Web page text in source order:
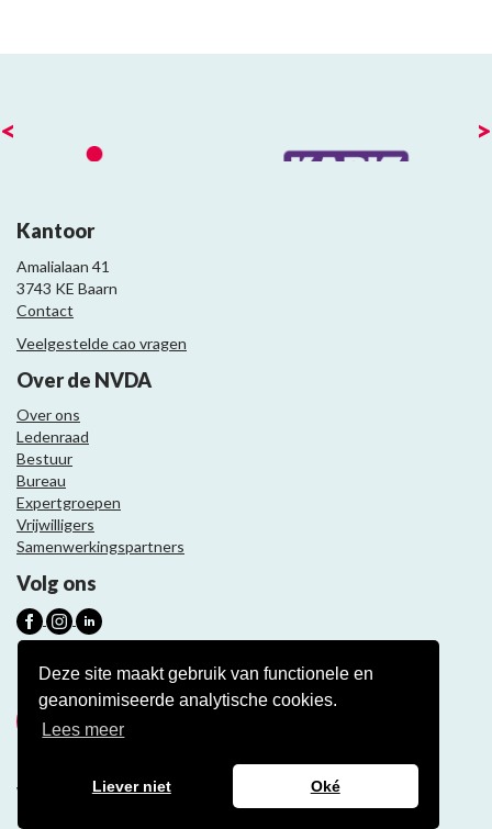
Deze site maakt gebruik van functionele en
geanonimiseerde analytische cookies.
Lees meer
Liever niet Oké
< >
Kantoor
Amalialaan 41
3743 KE Baarn
Contact
Veelgestelde cao vragen
Over de NVDA
Over ons
Ledenraad
Bestuur
Bureau
Expertgroepen
Vrijwilligers
Samenwerkingspartners
Volg ons
Nieuwsbrief
Meld je aan
Website ontwikkeling door Eenvoud.